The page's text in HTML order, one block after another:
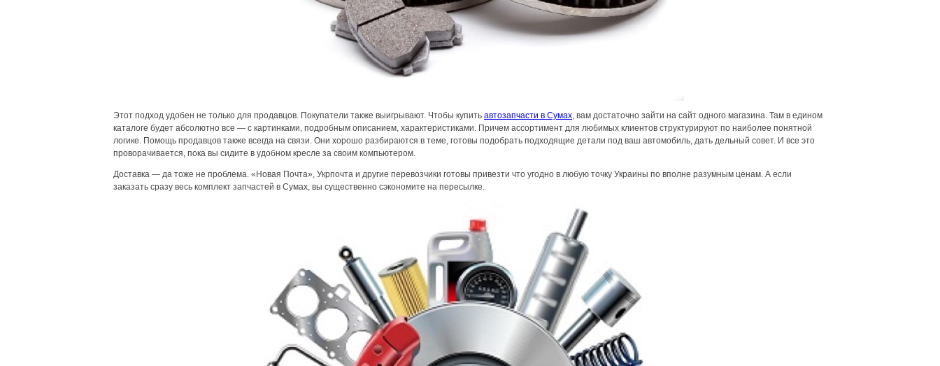
Этот подход удобен не только для продавцов. Покупатели также выигрывают. Чтобы купить автозапчасти в Сумах , вам достаточно зайти на сайт одного магазина. Там в едином
каталоге будет абсолютно все — с картинками, подробным описанием, характеристиками. Причем ассортимент для любимых клиентов структурируют по наиболее понятной
логике. Помощь продавцов также всегда на связи. Они хорошо разбираются в теме, готовы подобрать подходящие детали под ваш автомобиль, дать дельный совет. И все это
проворачивается, пока вы сидите в удобном кресле за своим компьютером.
Доставка — да тоже не проблема. «Новая Почта», Укрпочта и другие перевозчики готовы привезти что угодно в любую точку Украины по вполне разумным ценам. А если
заказать сразу весь комплект запчастей в Сумах, вы существенно сэкономите на пересылке.